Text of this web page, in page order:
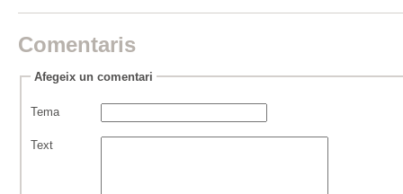
Comentaris
Afegeix un comentari
Tema
Text